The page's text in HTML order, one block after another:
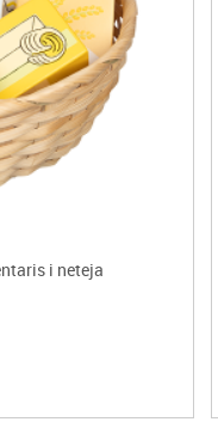
i neteja